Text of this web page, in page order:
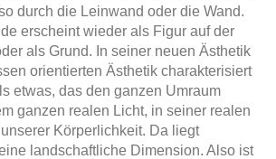
durch die Leinwand oder die Wand.
erscheint wieder als Figur auf der
als Grund. In seiner neuen Ästhetik
orientierten Ästhetik charakterisiert
etwas, das den ganzen Umraum
ganzen realen Licht, in seiner realen
Körperlichkeit. Da liegt
landschaftliche Dimension. Also ist